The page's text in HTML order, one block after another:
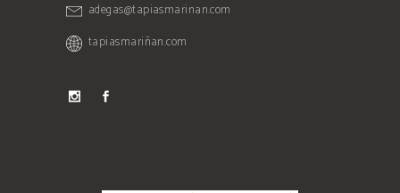
adegas@tapiasmarinan.com
tapiasmariñan.com